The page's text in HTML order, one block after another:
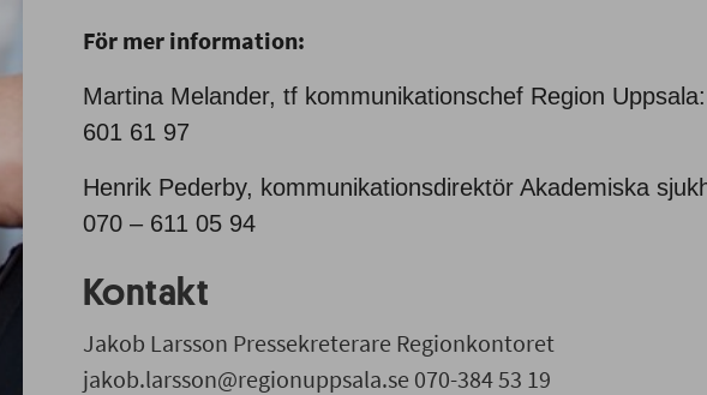
För mer information:
Martina Melander, tf kommunikationschef Region
601 61 97
Henrik Pederby, kommunikationsdirektör Akademiska
070 – 611 05 94
Kontakt
Jakob Larsson Pressekreterare Regionkontoret
jakob.larsson@regionuppsala.se 070-384 53 19